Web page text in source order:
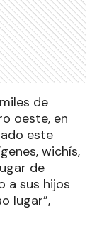
de
oeste, en
este
wichís,
de
a sus hijos
lugar”,